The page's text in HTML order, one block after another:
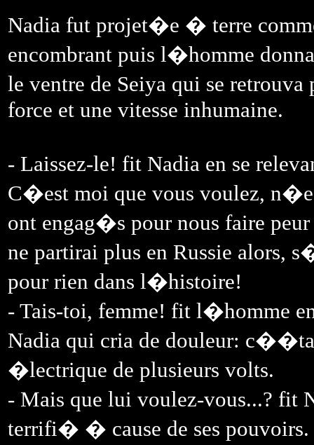
Nadia fut projet�e � terre
encombrant puis l�homme
le ventre de Seiya qui se
force et une vitesse inhumaine.
- Laissez-le! fit Nadia en se
C�est moi que vous voulez,
ont engag�s pour nous faire
ne partirai plus en Russie
pour rien dans l�histoire!
- Tais-toi, femme! fit l�homme
Nadia qui cria de douleur:
�lectrique de plusieurs volts.
- Mais que lui voulez-vous...? fit
terrifi� � cause de ses pouvoirs.